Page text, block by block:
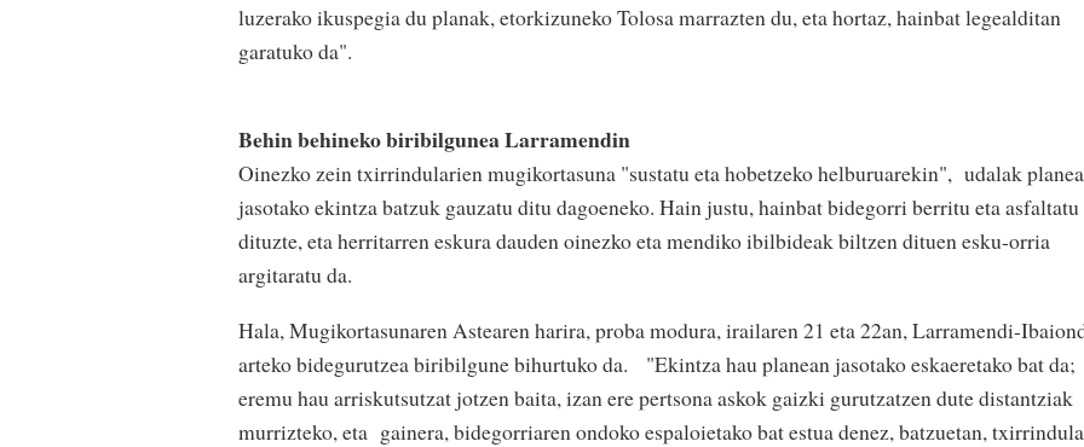
luzerako ikuspegia du planak, etorkizuneko Tolosa marrazten du, eta hortaz, hainbat legealditan
garatuko da".
Behin behineko biribilgunea Larramendin
Oinezko zein txirrindularien mugikortasuna "sustatu eta hobetzeko helburuarekin", udalak
jasotako ekintza batzuk gauzatu ditu dagoeneko. Hain justu, hainbat bidegorri berritu eta asfaltatu
dituzte, eta herritarren eskura dauden oinezko eta mendiko ibilbideak biltzen dituen esku-orria
argitaratu da.
Hala, Mugikortasunaren Astearen harira, proba modura, irailaren 21 eta 22an, Larramendi-
arteko bidegurutzea biribilgune bihurtuko da. "Ekintza hau planean jasotako eskaeretako bat da;
eremu hau arriskutsutzat jotzen baita, izan ere pertsona askok gaizki gurutzatzen dute distantziak
murrizteko, eta gainera, bidegorriaren ondoko espaloietako bat estua denez, batzuetan,